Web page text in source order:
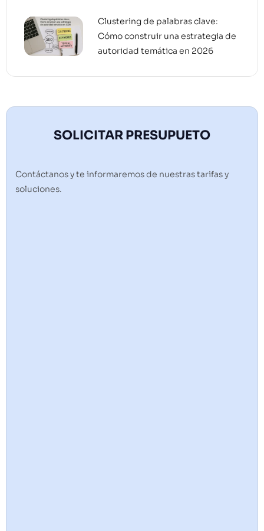
Clustering de palabras clave:
Cómo construir una estrategia de
autoridad temática en 2026
SOLICITAR PRESUPUETO
Contáctanos y te informaremos de nuestras tarifas y
soluciones.